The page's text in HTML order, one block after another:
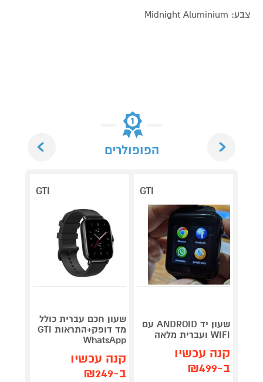
צבע: Midnight Aluminium
הפופולרים
GTI
שעון יד ANDROID עם
WIFI ועברית מלאה
קנה עכשיו
ב-₪499
GTI
שעון חכם עברית כולל
מד דופק+התראות GTI
WhatsApp
קנה עכשיו
ב-₪249